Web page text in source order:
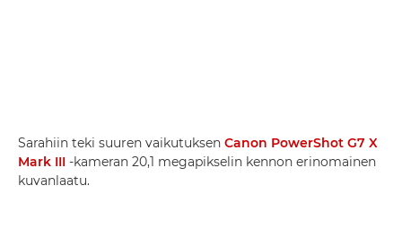
Sarahiin teki suuren vaikutuksen Canon PowerShot G7 X
Mark III -kameran 20,1 megapikselin kennon erinomainen
kuvanlaatu.